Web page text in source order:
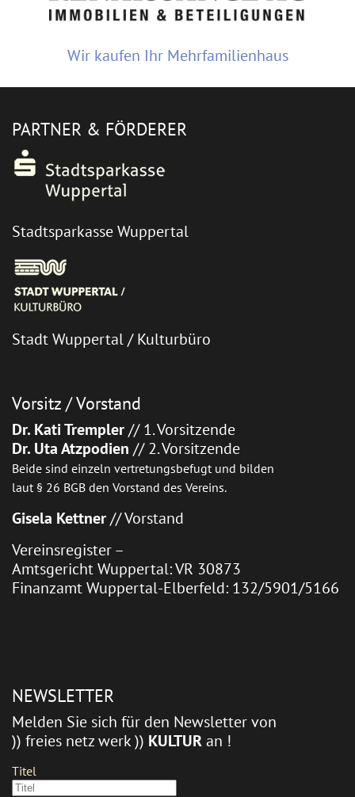
Wir kaufen Ihr Mehrfamilienhaus
PARTNER & FÖRDERER
Stadtsparkasse Wuppertal
Stadt Wuppertal / Kulturbüro
Vorsitz / Vorstand
Dr. Kati Trempler// 1. Vorsitzende
Dr. Uta Atzpodien // 2. Vorsitzende
Beide sind einzeln vertretungsbefugt und bilden
laut § 26 BGB den Vorstand des Vereins.
Gisela Kettner// Vorstand
Vereinsregister –
Amtsgericht Wuppertal: VR 30873
Finanzamt Wuppertal-Elberfeld: 132/5901/5166
NEWSLETTER
Melden Sie sich für den Newsletter von
)) freies netz werk )) KULTURan !